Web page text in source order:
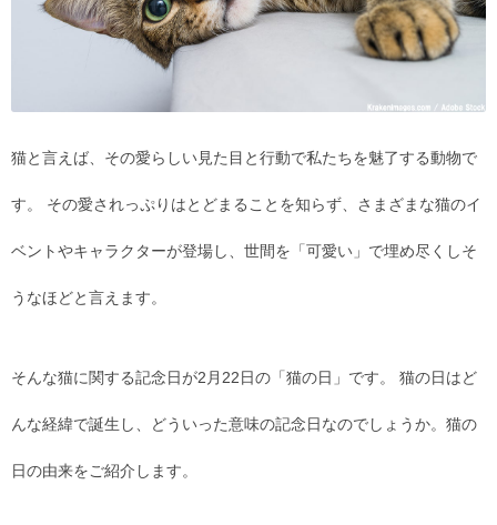
猫と言えば、その愛らしい見た目と行動で私たちを魅了する動物で
す。 その愛されっぷりはとどまることを知らず、さまざまな猫のイ
ベントやキャラクターが登場し、世間を「可愛い」で埋め尽くしそ
うなほどと言えます。
そんな猫に関する記念日が2月22日の「猫の日」です。 猫の日はど
んな経緯で誕生し、どういった意味の記念日なのでしょうか。猫の
日の由来をご紹介します。